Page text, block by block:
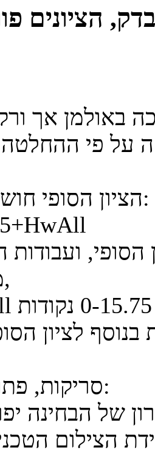
הציונים
באולמן אך
הציון הסופי חושב באופן הבא:
מהציון הסופי,
סריקות, פתרון, ערעורים: